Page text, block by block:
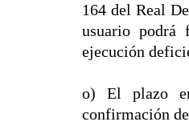
164 del Real
usuario podrá
ejecución
o) El plazo
confirmación